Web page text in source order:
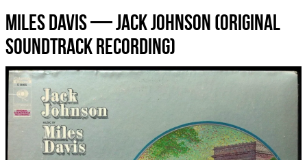
Miles Davis — Jack Johnson (Original
Soundtrack Recording)